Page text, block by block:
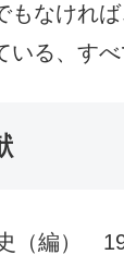
もなけれ
いる、す
（編）